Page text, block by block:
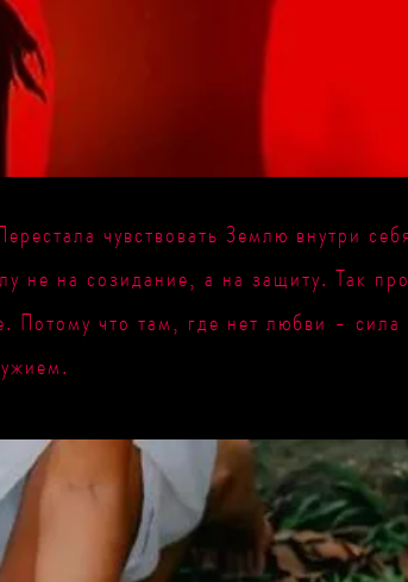
чувствовать Землю внутри
не на созидание, а на защиту. Так
что там, где нет любви - сила